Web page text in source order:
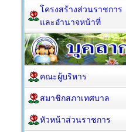
โครงสร้างส่วนราชการ
และอำนาจหน้าที่
คณะผู้บริหาร
สมาชิกสภาเทศบาล
หัวหน้าส่วนราชการ